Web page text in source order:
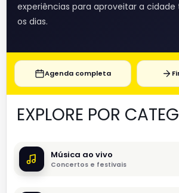
experiências para aproveitar a cidade
os dias.
Agenda completa
EXPLORE POR
Música ao vivo
Concertos e festivais